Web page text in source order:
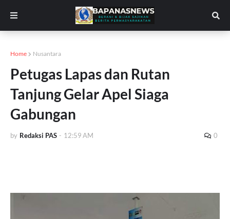
Home Nusantara
Petugas Lapas dan Rutan
Tanjung Gelar Apel Siaga
Gabungan
by Redaksi PAS - 12:59 AM 0